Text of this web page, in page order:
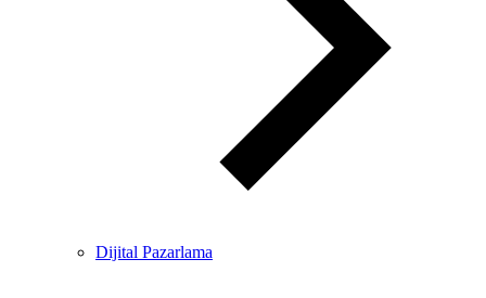
Dijital Pazarlama